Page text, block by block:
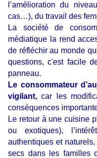
l’amélioration du
cas…), du travail des
La société de
médiatique la rend
de réfléchir au monde
questions, c'est facile
panneau.
Le consommateur
vigilant, car les
conséquences
Le retour à une cuisine
ou exotiques),
authentiques et
secs dans les familles